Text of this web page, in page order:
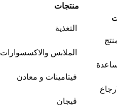
منتجات
التغذية
الملابس والاكسسوارات
فيتامينات و معادن
ڤيجان